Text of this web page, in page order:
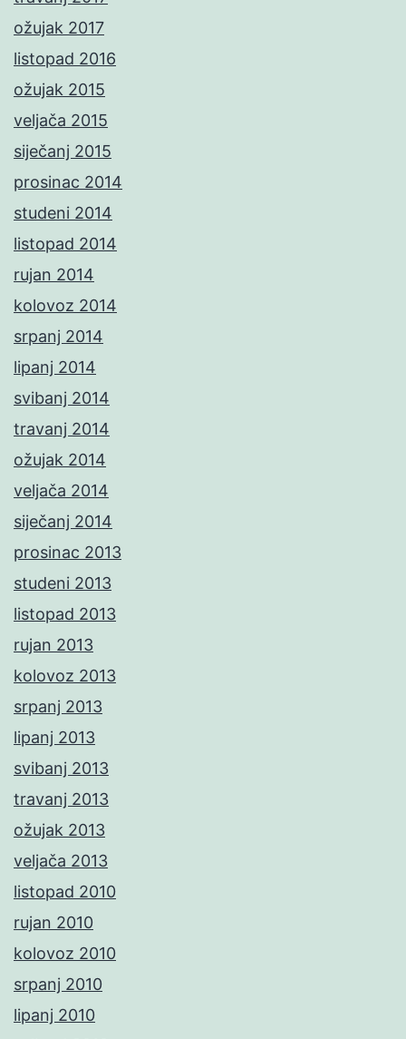
ožujak 2017
listopad 2016
ožujak 2015
veljača 2015
siječanj 2015
prosinac 2014
studeni 2014
listopad 2014
rujan 2014
kolovoz 2014
srpanj 2014
lipanj 2014
svibanj 2014
travanj 2014
ožujak 2014
veljača 2014
siječanj 2014
prosinac 2013
studeni 2013
listopad 2013
rujan 2013
kolovoz 2013
srpanj 2013
lipanj 2013
svibanj 2013
travanj 2013
ožujak 2013
veljača 2013
listopad 2010
rujan 2010
kolovoz 2010
srpanj 2010
lipanj 2010